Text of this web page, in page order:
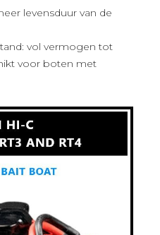
levensduur van de
vol vermogen tot
voor boten met